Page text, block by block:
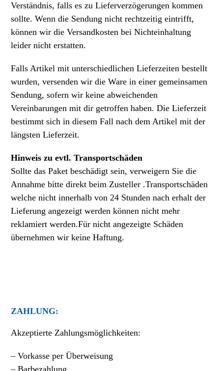
Verständnis, falls es zu Lieferverzögerungen kommen
sollte. Wenn die Sendung nicht rechtzeitig eintrifft,
können wir die Versandkosten bei Nichteinhaltung
leider nicht erstatten.
Falls Artikel mit unterschiedlichen Lieferzeiten bestellt
wurden, versenden wir die Ware in einer gemeinsamen
Sendung, sofern wir keine abweichenden
Vereinbarungen mit dir getroffen haben. Die Lieferzeit
bestimmt sich in diesem Fall nach dem Artikel mit der
längsten Lieferzeit.
Hinweis zu evtl. Transportschäden
Sollte das Paket beschädigt sein, verweigern Sie die
Annahme bitte direkt beim Zusteller .Transportschäden
welche nicht innerhalb von 24 Stunden nach erhalt der
Lieferung angezeigt werden können nicht mehr
reklamiert werden.Für nicht angezeigte Schäden
übernehmen wir keine Haftung.
ZAHLUNG:
Akzeptierte Zahlungsmöglichkeiten:
– Vorkasse per Überweisung
– Barbezahlung